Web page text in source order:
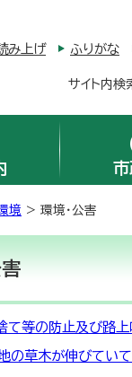
み上げ ふりがな
サイト内検
境 > 環境・公害
害
て等の防止及び路上
の草木が伸びていて